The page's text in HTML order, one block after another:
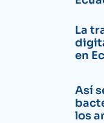
La
en
Así
los